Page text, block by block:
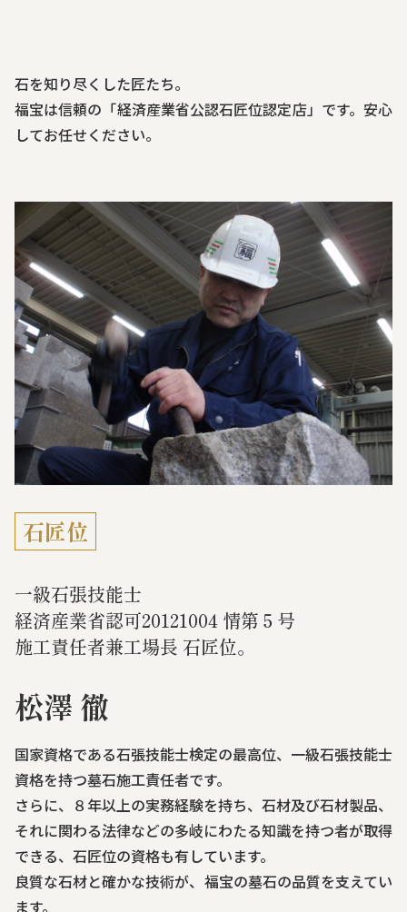
石を知り尽くした匠たち。
福宝は信頼の「経済産業省公認石匠位認定店」です。安心
してお任せください。
石匠位
一級石張技能士
経済産業省認可20121004 情第５号
施工責任者兼工場長 石匠位。
松澤 徹
国家資格である石張技能士検定の最高位、一級石張技能士
資格を持つ墓石施工責任者です。
さらに、８年以上の実務経験を持ち、石材及び石材製品、
それに関わる法律などの多岐にわたる知識を持つ者が取得
できる、石匠位の資格も有しています。
良質な石材と確かな技術が、福宝の墓石の品質を支えてい
ます。